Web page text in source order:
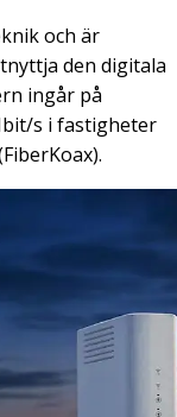
och är
den digitala
ingår på
s i fastigheter